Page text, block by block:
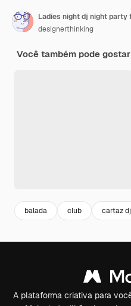
designerthinking
Você também pode
balada club cartaz dj
A plataforma criativa para